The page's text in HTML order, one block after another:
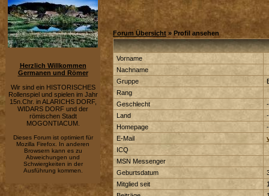
Herzlich Willkommen
Germanen und Römer
Wir sind ein HISTORISCHES
Rollenspiel und spielen im Jahr
15n.Chr. in ALARICHS DORF,
WIDARS DORF und der
römischen Stadt
MOGONTIACUM.
Dieses Forum ist optimiert für
Mozilla Firefox. In anderen
Browsern kann es zu
Abweichungen und
Schwiergkeiten in der
Ausführung kommen.
Forum Übersicht » Profil ansehen
Vorname
Nachname
Gruppe
Rang
Geschlecht
-
Land
-
Homepage
-
E-Mail
ICQ
MSN Messenger
Geburtsdatum
Mitglied seit